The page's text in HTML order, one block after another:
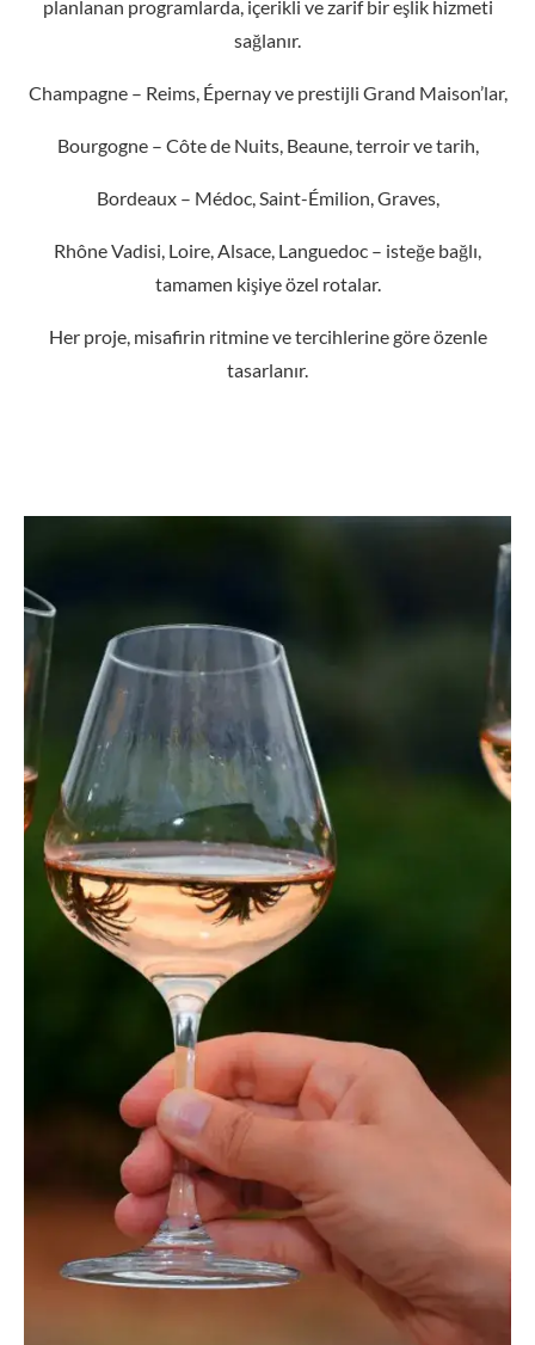
Her proje, misafirin ritmine ve tercihlerine göre özenle